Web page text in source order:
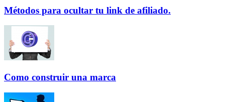
Métodos para ocultar tu link de afiliado.
Como construir una marca